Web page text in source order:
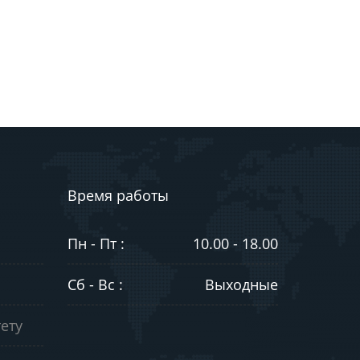
Время работы
Пн - Пт : 10.00 - 18.00
Сб - Вс : Выходные